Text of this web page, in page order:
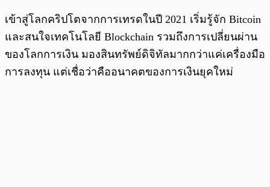
เข้าสู่โลกคริปโตจากการเทรดในปี 2021 เริ่มรู้จัก Bitcoin
และสนใจเทคโนโลยี Blockchain รวมถึงการเปลี่ยนผ่าน
ของโลกการเงิน มองสินทรัพย์ดิจิทัลมากกว่าแค่เครื่องมือ
การลงทุน แต่เชื่อว่าคืออนาคตของการเงินยุคใหม่